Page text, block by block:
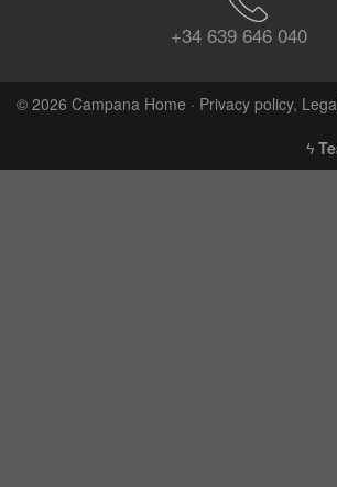
+34 639 646 040
© 2026 Campana Home · Privacy policy,
ϟ